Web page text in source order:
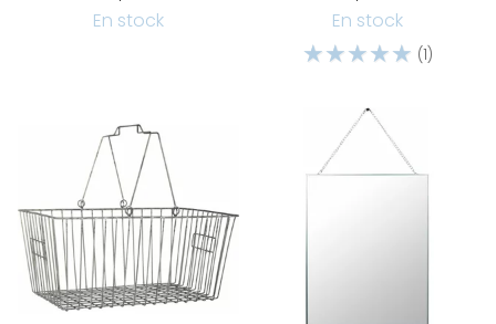
En stock
En stock
☆☆☆☆☆ (1)